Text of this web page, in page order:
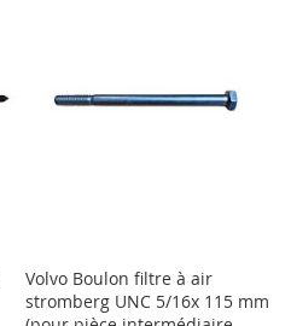
Volvo Boulon filtre à air
stromberg UNC 5/16x 115 mm